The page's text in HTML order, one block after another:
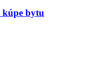
kúpe bytu